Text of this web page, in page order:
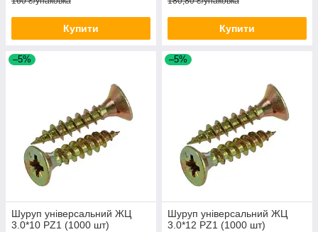
Купити Купити
–5%
Шуруп універсальний ЖЦ
3.0*10 PZ1 (1000 шт)
–5%
Шуруп універсальний ЖЦ
3.0*12 PZ1 (1000 шт)